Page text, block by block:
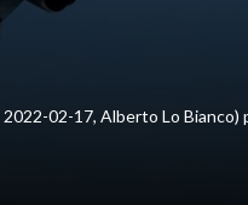
02-17, Alberto Lo